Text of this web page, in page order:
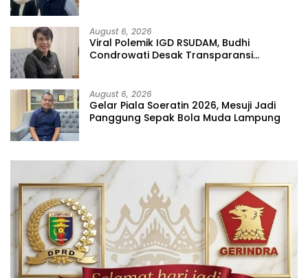
August 6, 2026
Viral Polemik IGD RSUDAM, Budhi
Condrowati Desak Transparansi
August 6, 2026
Gelar Piala Soeratin 2026, Mesuji Jadi
Panggung Sepak Bola Muda Lampung